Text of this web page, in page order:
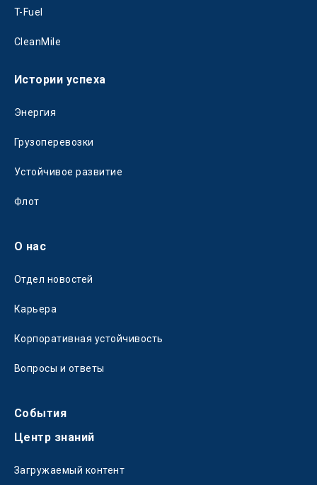
T-Fuel
CleanMile
Истории успеха
Энергия
Грузоперевозки
Устойчивое развитие
Флот
О нас
Отдел новостей
Карьера
Корпоративная устойчивость
Вопросы и ответы
События
Центр знаний
Загружаемый контент